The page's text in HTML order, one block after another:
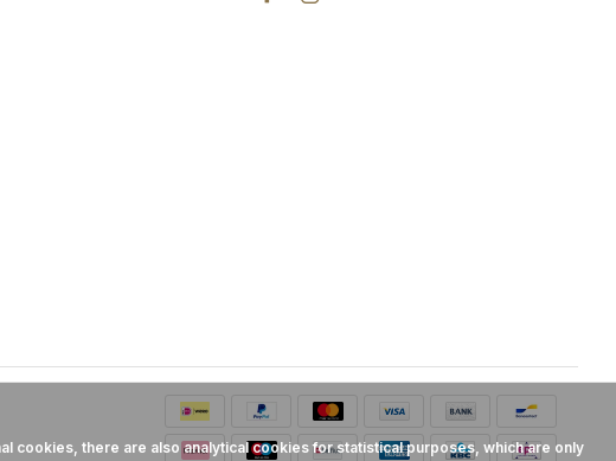
cookies, there are also analytical cookies for statistical purposes, which are only